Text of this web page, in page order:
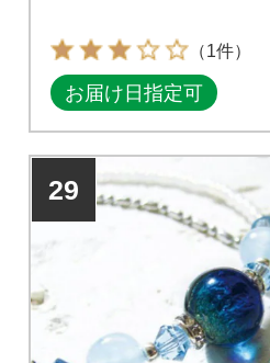
（1件）
お届け日指定可
29